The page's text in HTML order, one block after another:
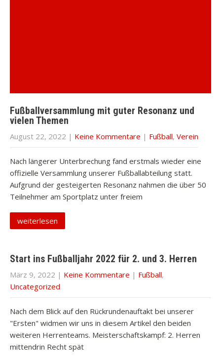
Fußballversammlung mit guter Resonanz und
vielen Themen
August 22, 2022 | Keine Kommentare | Fußball, Verein
Nach längerer Unterbrechung fand erstmals wieder eine
offizielle Versammlung unserer Fußballabteilung statt.
Aufgrund der gesteigerten Resonanz nahmen die über 50
Teilnehmer am Sportplatz unter freiem
weiterlesen
Start ins Fußballjahr 2022 für 2. und 3. Herren
März 9, 2022 | Keine Kommentare | Fußball,
Uncategorized
Nach dem Blick auf den Rückrundenauftakt bei unserer
"Ersten" widmen wir uns in diesem Artikel den beiden
weiteren Herrenteams. Meisterschaftskampf: 2. Herren
mittendrin Recht spät